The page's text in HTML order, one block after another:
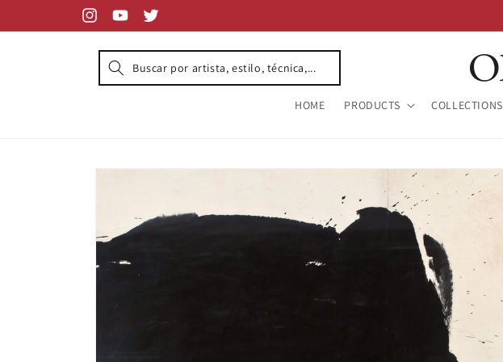
InstagramYouTubeTwitter
HOME PRODUCTS COLLECTIONS
Skip to